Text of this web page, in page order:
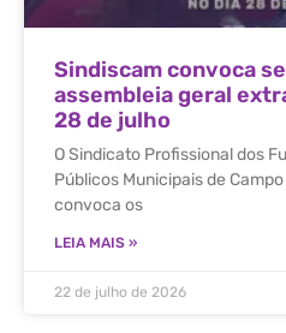
Sindiscam convoca
assembleia geral
28 de julho
O Sindicato Profissional dos
Públicos Municipais de
convoca os
LEIA MAIS »
22 de julho de 2026